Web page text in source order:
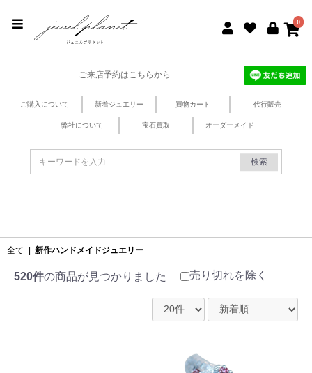
0
ご来店予約はこちらから
ご購入について 新着ジュエリー 買物カート 代行販売
弊社について 宝石買取 オーダーメイド
検索
全て 新作ハンドメイドジュエリー
520件の商品が見つかりました 売り切れを除く